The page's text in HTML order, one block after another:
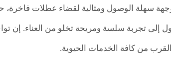
سهلة الوصول ومثالية لقضاء عطلات
إلى تجربة سلسة ومريحة تخلو من العناء. إن
من كافة الخدمات الحيوية.